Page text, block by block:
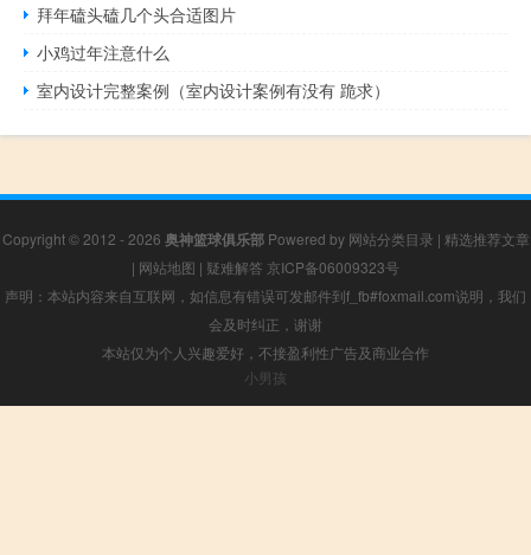
拜年磕头磕几个头合适图片
小鸡过年注意什么
室内设计完整案例（室内设计案例有没有 跪求）
Copyright © 2012 - 2026 奥神篮球俱乐部Powered by 网站分类目录 | 精选推荐文章
| 网站地图 | 疑难解答 京ICP备06009323号
声明：本站内容来自互联网，如信息有错误可发邮件到f_fb#foxmail.com说明，我们
会及时纠正，谢谢
本站仅为个人兴趣爱好，不接盈利性广告及商业合作
小男孩